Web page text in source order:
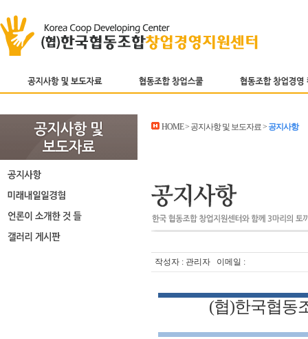
HOME > 공지사항 및 보도자료 > 공지사항
작성자 : 관리자 이메일 :
(협)한국협동